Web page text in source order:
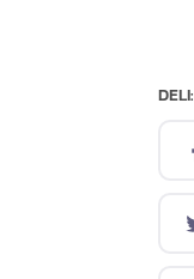
DELI: